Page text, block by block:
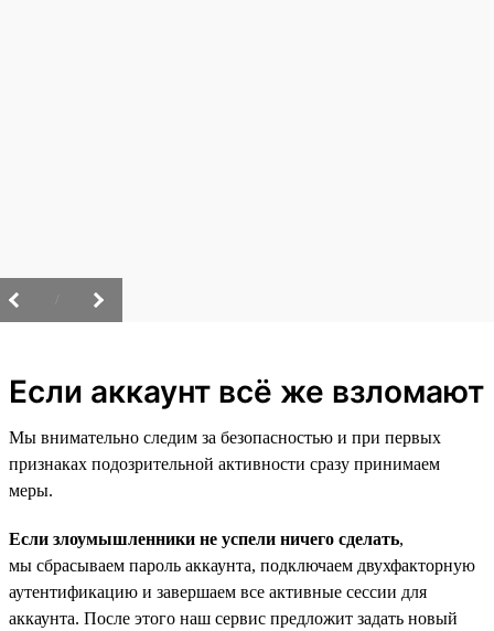
Если аккаунт всё же взломают
Мы внимательно следим за безопасностью и при первых
признаках подозрительной активности сразу принимаем
меры.
Если злоумышленники не успели ничего сделать,
мы сбрасываем пароль аккаунта, подключаем двухфакторную
аутентификацию и завершаем все активные сессии для
аккаунта. После этого наш сервис предложит задать новый